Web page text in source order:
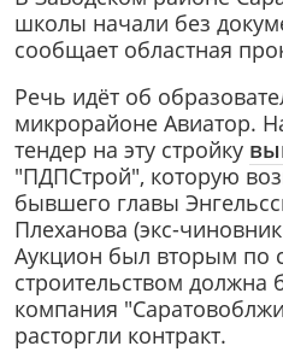
школы начали без
сообщает областная
Речь идёт об
микрорайоне Авиатор.
тендер на эту стройку
"ПДПСтрой", которую
бывшего главы
Плеханова (экс-
Аукцион был вторым по
строительством должна
компания
расторгли контракт.